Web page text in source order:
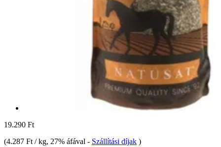
19.290 Ft
(4.287 Ft / kg, 27% áfával - Szállítási díjak )